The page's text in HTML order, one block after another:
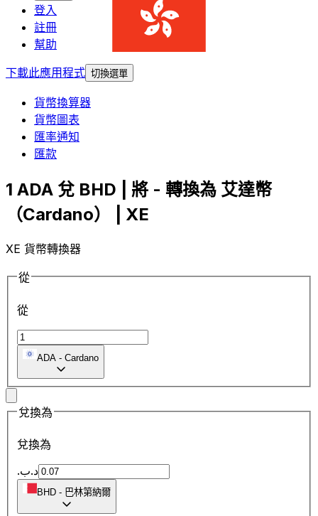
登入
註冊
幫助
下載此應用程式 切換選單
貨幣換算器
貨幣圖表
匯率通知
匯款
1 ADA 兌 BHD | 將 - 轉換為 艾達幣
（Cardano） | XE
XE 貨幣轉換器
從
從
ADA - Cardano
兌換為
兌換為
.د.ب
BHD - 巴林第納爾